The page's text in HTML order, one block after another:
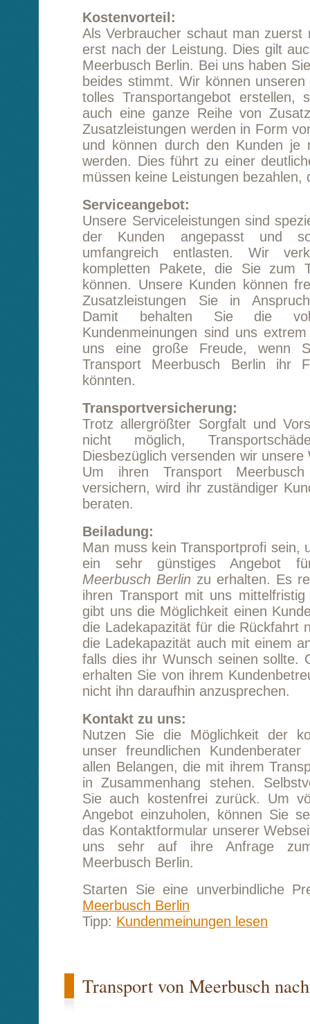
Zusatzleistungen werden in Form von
und können durch den Kunden je nach
werden. Dies führt zu einer deutlichen
müssen keine Leistungen bezahlen, die Sie
Serviceangebot:
Unsere Serviceleistungen sind speziell an die
der Kunden angepasst und sollen Sie
umfangreich entlasten. Wir verkaufen
kompletten Pakete, die Sie zum Teil gar
können. Unsere Kunden können frei
Zusatzleistungen Sie in Anspruch
Damit behalten Sie die volle
Kundenmeinungen sind uns extrem wichtig
uns eine große Freude, wenn Sie uns
Transport Meerbusch Berlin ihr Feedback
könnten.
Transportversicherung:
Trotz allergrößter Sorgfalt und Vorsicht ist
nicht möglich, Transportschäden
Diesbezüglich versenden wir unsere Waren
Um ihren Transport Meerbusch Berlin
versichern, wird ihr zuständiger
beraten.
Beiladung:
Man muss kein Transportprofi sein, um in
ein sehr günstiges Angebot für
ihren Transport mit uns mittelfristig planen
gibt uns die Möglichkeit einen Kunden zu
die Ladekapazität für die Rückfahrt nutzt. Sie
die Ladekapazität auch mit einem anderen
falls dies ihr Wunsch seinen sollte. Genauere
erhalten Sie von ihrem Kundenbetreuer,
nicht ihn daraufhin anzusprechen.
Kontakt zu uns:
Nutzen Sie die Möglichkeit der
unser freundlichen Kundenberater beraten
allen Belangen, die mit ihrem Transport
in Zusammenhang stehen.
Sie auch kostenfrei zurück. Um völlig
Angebot einzuholen, können Sie
das Kontaktformular unserer Webseite
uns sehr auf ihre Anfrage zum Thema
Meerbusch Berlin.
Starten Sie eine unverbindliche
Meerbusch Berlin
Tipp: Kundenmeinungen lesen
Transport von Meerbusch nach Berlin